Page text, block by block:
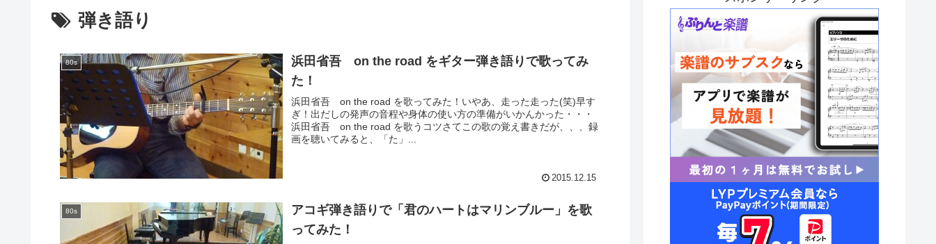
弾き語り
80s
浜田省吾 on the road をギター弾き語りで歌ってみ
た！
浜田省吾 on the road を歌ってみた！いやあ、走った走った(笑)早す
ぎ！出だしの発声の音程や身体の使い方の準備がいかんかった・・・
浜田省吾 on the road を歌うコツさてこの歌の覚え書きだが、、、録
画を聴いてみると、「た」...
2015.12.15
80s
アコギ弾き語りで「君のハートはマリンブルー」を歌
ってみた！